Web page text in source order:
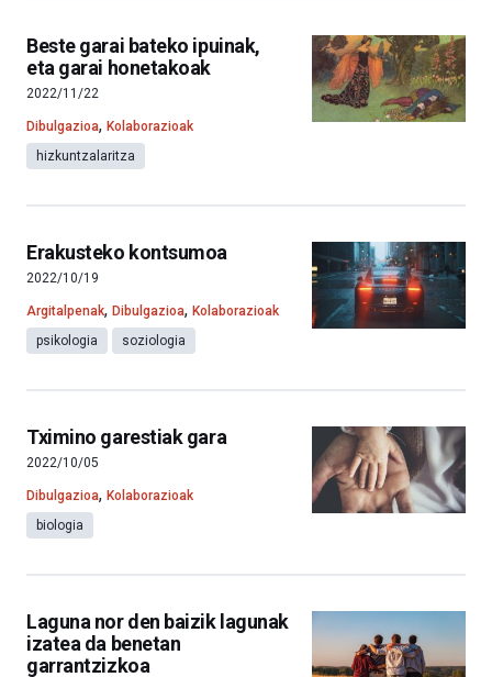
Beste garai bateko ipuinak,
eta garai honetakoak
2022/11/22
Dibulgazioa, Kolaborazioak
hizkuntzalaritza
Erakusteko kontsumoa
2022/10/19
Argitalpenak, Dibulgazioa, Kolaborazioak
psikologia
soziologia
Tximino garestiak gara
2022/10/05
Dibulgazioa, Kolaborazioak
biologia
Laguna nor den baizik lagunak
izatea da benetan
garrantzizkoa